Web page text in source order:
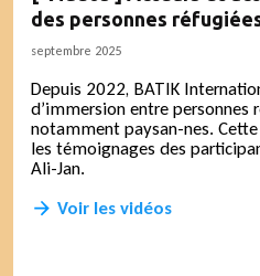
des personnes
septembre 2025
Depuis 2022, BATIK
d’immersion entre personnes
notamment paysan-nes.
les témoignages des
Ali-Jan.
Voir les vidéos